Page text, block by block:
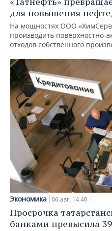
для повышения
На мощностях ООО
производить поверхностно-
отходов собственного
Экономика 06 авг, 14:40
Просрочка
банками превысила